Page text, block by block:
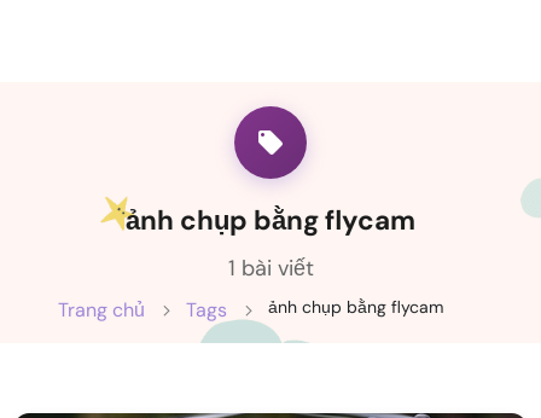
ảnh chụp bằng flycam
1 bài viết
Trang chủ Tags ảnh chụp bằng flycam